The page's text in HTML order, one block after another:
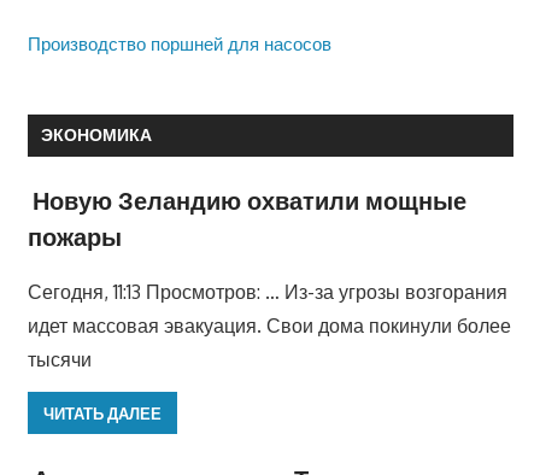
Производство поршней для насосов
ЭКОНОМИКА
Новую Зеландию охватили мощные
пожары
Сегодня, 11:13 Просмотров: … Из-за угрозы возгорания
идет массовая эвакуация. Свои дома покинули более
тысячи
ЧИТАТЬ ДАЛЕЕ